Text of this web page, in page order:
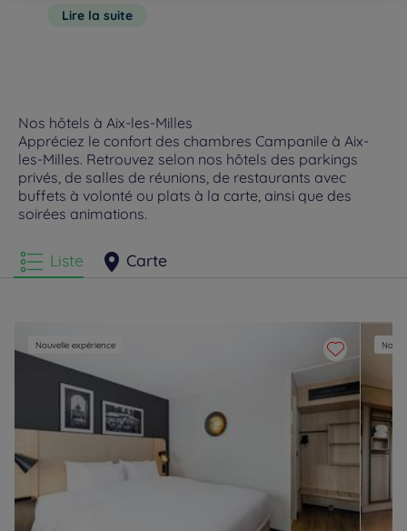
chefs vous proposent des plats réalisés avec des produits de
qualité et de préférence français. Vous avez envie de prendre
extraordinaire, son patrimoine exceptionnel, ses ruelles
Lire la suite
Nos hôtels à Aix-les-Milles
Appréciez le confort des chambres Campanile à Aix-
les-Milles. Retrouvez selon nos hôtels des parkings
privés, de salles de réunions, de restaurants avec
buffets à volonté ou plats à la carte, ainsi que des
soirées animations.
Liste Carte
Nouvelle expérience